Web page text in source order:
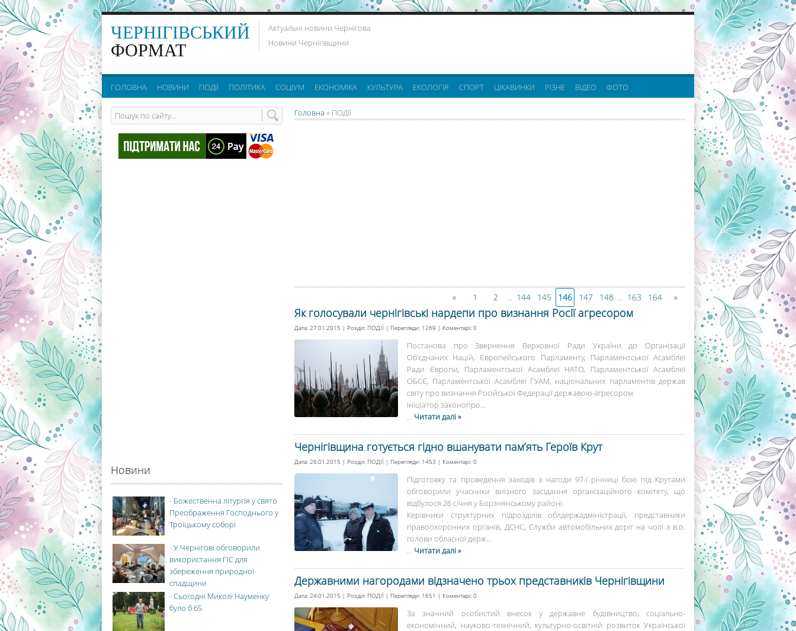
реклама партнерів:
ЧЕРНІГІВСЬКИЙ
ФОРМАТ
Актуальні новини Чернігова
Новини Чернігівщини
ГОЛОВНА НОВИНИ ПОДІЇ ПОЛІТИКА СОЦІУМ ЕКОНОМІКА КУЛЬТУРА ЕКОЛОГІЯ СПОРТ ЦІКАВИНКИ РІЗНЕ ВІДЕО ФОТО
Головна » ПОДІЇ
« 1 2 ... 144 145 146 147 148 ... 163 164 »
Як голосували чернігівські нардепи про визнання Росії агресором
Дата: 27.01.2015 | Розділ: ПОДІЇ | Перегляди: 1269 | Коментарі: 0
Постанова про Звернення Верховної Ради України до Організації
Об'єднаних Націй, Європейського Парламенту, Парламентської Асамблеї
Ради Європи, Парламентської Асамблеї НАТО, Парламентської Асамблеї
ОБСЄ, Парламентської Асамблеї ГУАМ, національних парламентів держав
світу про визнання Російської Федерації державою-агресором
Ініціатор законопро...
... Читати далі »
Чернігівщина готується гідно вшанувати пам’ять Героїв Крут
Дата: 26.01.2015 | Розділ: ПОДІЇ | Перегляди: 1453 | Коментарі: 0
Підготовку та проведення заходів з нагоди 97-ї річниці бою під Крутами
обговорили учасники виїзного засідання організаційного комітету, що
відбулося 26 січня у Борзнянському районі.
Керівники структурних підрозділів облдержадміністрації, представники
правоохоронних органів, ДСНС, Служби автомобільних доріг на чолі з в.о.
голови обласної держ...
... Читати далі »
Державними нагородами відзначено трьох представників Чернігівщини
Дата: 24.01.2015 | Розділ: ПОДІЇ | Перегляди: 1651 | Коментарі: 0
За значний особистий внесок у державне будівництво, соціально-
економічний, науково-технічний, культурно-освітній розвиток Української
Новини
- Божественна літургія у свято
Преображення Господнього у
Троїцькому соборі
-У Чернігові обговорили
використання ГІС для
збереження природної
спадщини
-Сьогодні Миколі Науменку
було б 65